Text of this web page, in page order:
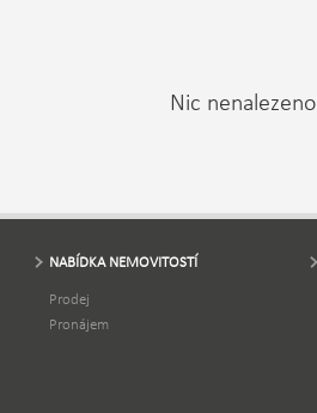
Nic nenalezeno
NABÍDKA NEMOVITOSTÍ
Prodej
Pronájem